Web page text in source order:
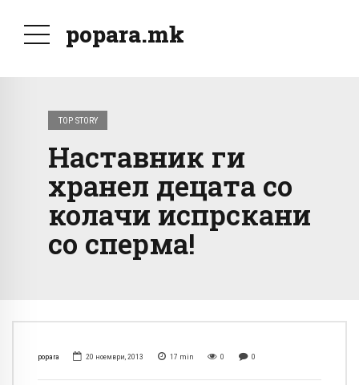
popara.mk
TOP STORY
Наставник ги
хранел децата со
колачи испрскани
со сперма!
popara 20 ноември, 2013 17 min 0 0